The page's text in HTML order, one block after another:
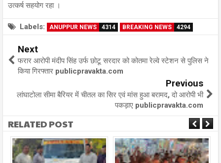
उत्कर्ष सहयोग रहा ।
Labels: ANUPPUR NEWS 4314 BREAKING NEWS 4294
Next
फरार आरोपी मंदीप सिंह उर्फ छोटू सरदार को कोतमा रेल्वे स्टेशन से पुलिस ने
किया गिरफ्तार publicpravakta.com
Previous
लांघाटोला सीमा बैरियर में चीतल का सिर एवं मांस हुआ बरामद, दो आरोपी भी
पकड़ाए publicpravakta.com
RELATED POST